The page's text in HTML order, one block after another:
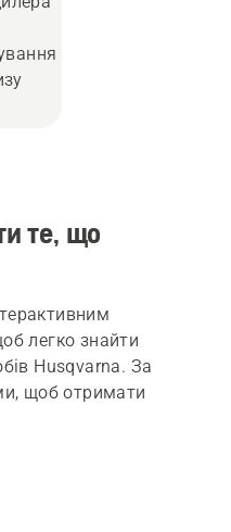
те, що
легко знайти
Husqvarna. За
щоб отримати